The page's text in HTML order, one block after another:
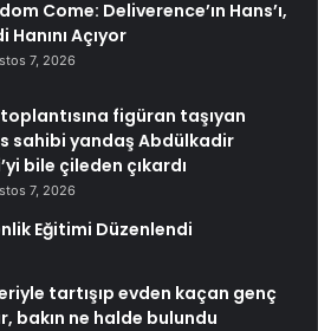
Come: Deliverence’ın Hans’ı,
Hanını Açıyor
7, 2026
toplantısına figüran taşıyan
sahibi yandaş Abdülkadir
bile çileden çıkardı
7, 2026
Eğitimi Düzenlendi
tartışıp evden kaçan genç
bakın ne halde bulundu